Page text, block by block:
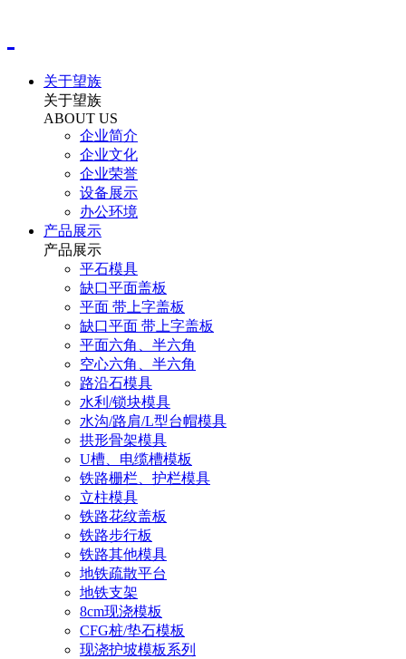
关于望族
关于望族
ABOUT US
企业简介
企业文化
企业荣誉
设备展示
办公环境
产品展示
产品展示
平石模具
缺口平面盖板
平面 带上字盖板
缺口平面 带上字盖板
平面六角、半六角
空心六角、半六角
路沿石模具
水利/锁块模具
水沟/路肩/L型台帽模具
拱形骨架模具
U槽、电缆槽模板
铁路栅栏、护栏模具
立柱模具
铁路花纹盖板
铁路步行板
铁路其他模具
地铁疏散平台
地铁支架
8cm现浇模板
CFG桩/垫石模板
现浇护坡模板系列